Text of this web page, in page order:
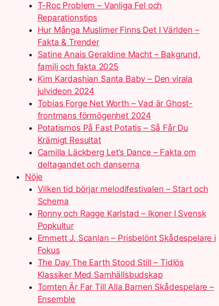
T-Roc Problem – Vanliga Fel och
Reparationstips
Hur Många Muslimer Finns Det I Världen –
Fakta & Trender
Satine Anais Geraldine Macht – Bakgrund,
familj och fakta 2025
Kim Kardashian Santa Baby – Den virala
julvideon 2024
Tobias Forge Net Worth – Vad är Ghost-
frontmans förmögenhet 2024
Potatismos På Fast Potatis – Så Får Du
Krämigt Resultat
Camilla Läckberg Let’s Dance – Fakta om
deltagandet och danserna
Nöje
Vilken tid börjar melodifestivalen – Start och
Schema
Ronny och Ragge Karlstad – Ikoner I Svensk
Popkultur
Emmett J. Scanlan – Prisbelönt Skådespelare i
Fokus
The Day The Earth Stood Still – Tidlös
Klassiker Med Samhällsbudskap
Tomten Är Far Till Alla Barnen Skådespelare –
Ensemble